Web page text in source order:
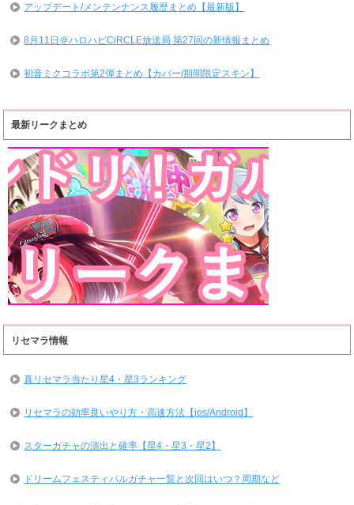
アップデート/メンテンナンス履歴まとめ【最新版】
8月11日＠ハロハピCiRCLE放送局 第27回の新情報まとめ
初音ミクコラボ第2弾まとめ【カバー/期間限定スキン】
最新リークまとめ
リセマラ情報
真リセマラ当たり星4・星3ランキング
リセマラの効率良いやり方・高速方法【ios/Android】
スターガチャの演出と確率【星4・星3・星2】
ドリームフェスティバルガチャ一覧と次回はいつ？周期など